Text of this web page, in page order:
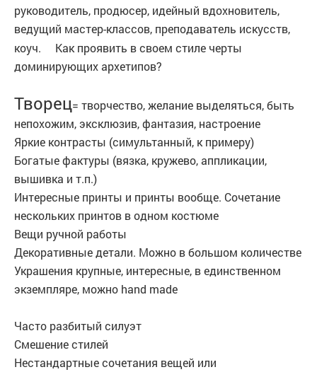
руководитель, продюсер, идейный вдохновитель,
ведущий мастер-классов, преподаватель искусств,
коуч.
Как проявить в своем стиле черты
доминирующих архетипов?
Творец= творчество, желание выделяться, быть
непохожим, эксклюзив, фантазия, настроение
Яркие контрасты (симультанный, к примеру)
Богатые фактуры (вязка, кружево, аппликации,
вышивка и т.п.)
Интересные принты и принты вообще. Сочетание
нескольких принтов в одном костюме
Вещи ручной работы
Декоративные детали. Можно в большом количестве
Украшения крупные, интересные, в единственном
экземпляре, можно hand made
Часто разбитый силуэт
Смешение стилей
Нестандартные сочетания вещей или